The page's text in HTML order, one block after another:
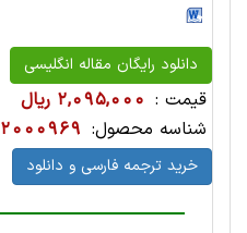
دانلود رایگان مقاله انگلیسی
قیمت : 2,095,000 ریال
شناسه محصول: 2000969
خرید ترجمه فارسی و دانلود